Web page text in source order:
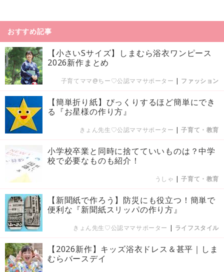
おすすめ記事
【小さいSサイズ】しまむら浴衣ワンピース
2026新作まとめ
子育てママ@ちー♡公認ママサポーター | ファッション
【簡単折り紙】びっくりするほど簡単にでき
る『お星様の作り方』
きょん先生♡公認ママサポーター |子育て・教育
小学校卒業と同時に捨てていいものは？中学
校で必要なものも紹介！
うしゃ |子育て・教育
【新聞紙で作ろう】防災にも役立つ！簡単で
便利な『新聞紙スリッパの作り方』
きょん先生♡公認ママサポーター | ライフスタイル
【2026新作】キッズ浴衣ドレス＆甚平｜しま
むらバースデイ